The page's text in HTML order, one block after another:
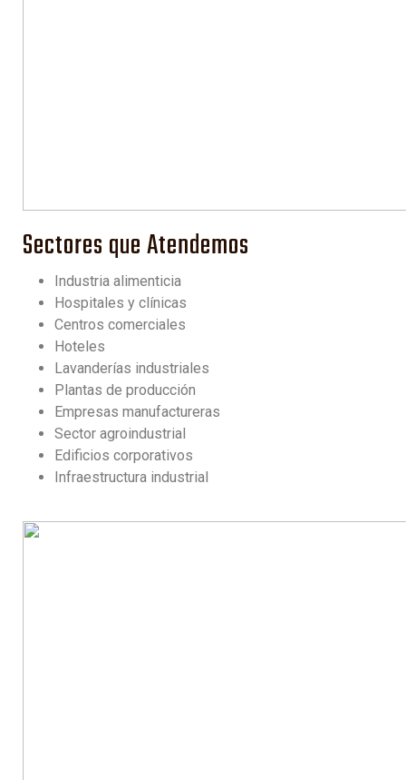
Sectores que Atendemos
Industria alimenticia
Hospitales y clínicas
Centros comerciales
Hoteles
Lavanderías industriales
Plantas de producción
Empresas manufactureras
Sector agroindustrial
Edificios corporativos
Infraestructura industrial